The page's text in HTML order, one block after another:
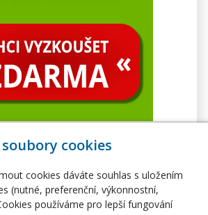
cookies
cookies dáváte souhlas s uložením
(nutné, preferenční, výkonnostní,
používáme pro lepší fungování